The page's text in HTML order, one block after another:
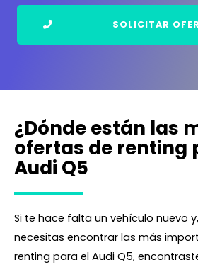
SOLICITAR
¿Dónde están las
ofertas de renting
Audi Q5
Si te hace falta un vehículo nuevo
necesitas encontrar las más
renting para el Audi Q5,